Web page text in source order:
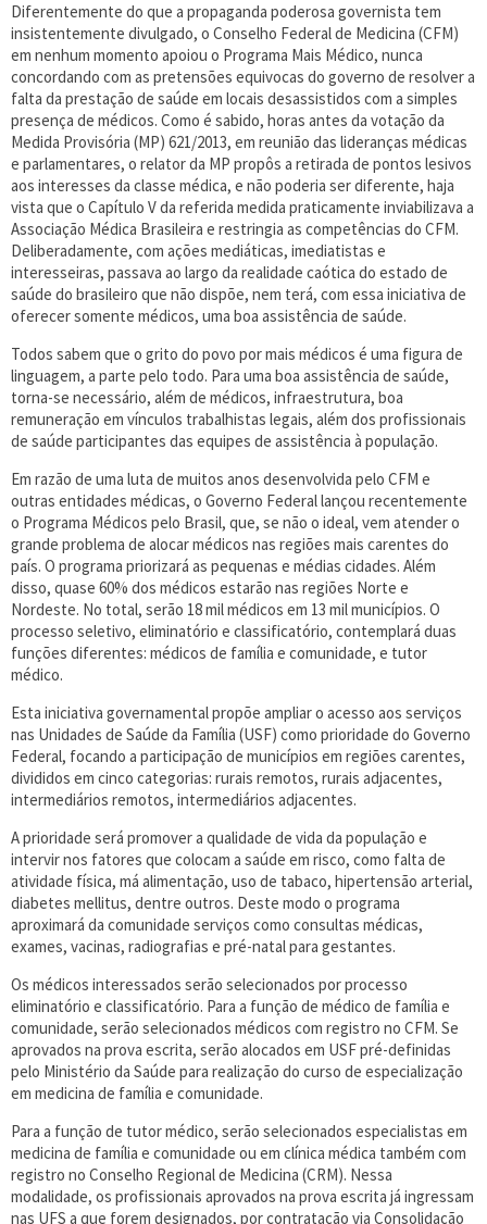
Diferentemente do que a propaganda poderosa governista tem
insistentemente divulgado, o Conselho Federal de Medicina (CFM)
em nenhum momento apoiou o Programa Mais Médico, nunca
concordando com as pretensões equivocas do governo de resolver a
falta da prestação de saúde em locais desassistidos com a simples
presença de médicos. Como é sabido, horas antes da votação da
Medida Provisória (MP) 621/2013, em reunião das lideranças médicas
e parlamentares, o relator da MP propôs a retirada de pontos lesivos
aos interesses da classe médica, e não poderia ser diferente, haja
vista que o Capítulo V da referida medida praticamente inviabilizava a
Associação Médica Brasileira e restringia as competências do CFM.
Deliberadamente, com ações mediáticas, imediatistas e
interesseiras, passava ao largo da realidade caótica do estado de
saúde do brasileiro que não dispõe, nem terá, com essa iniciativa de
oferecer somente médicos, uma boa assistência de saúde.
Todos sabem que o grito do povo por mais médicos é uma figura de
linguagem, a parte pelo todo. Para uma boa assistência de saúde,
torna-se necessário, além de médicos, infraestrutura, boa
remuneração em vínculos trabalhistas legais, além dos profissionais
de saúde participantes das equipes de assistência à população.
Em razão de uma luta de muitos anos desenvolvida pelo CFM e
outras entidades médicas, o Governo Federal lançou recentemente
o Programa Médicos pelo Brasil, que, se não o ideal, vem atender o
grande problema de alocar médicos nas regiões mais carentes do
país. O programa priorizará as pequenas e médias cidades. Além
disso, quase 60% dos médicos estarão nas regiões Norte e
Nordeste. No total, serão 18 mil médicos em 13 mil municípios. O
processo seletivo, eliminatório e classificatório, contemplará duas
funções diferentes: médicos de família e comunidade, e tutor
médico.
Esta iniciativa governamental propõe ampliar o acesso aos serviços
nas Unidades de Saúde da Família (USF) como prioridade do Governo
Federal, focando a participação de municípios em regiões carentes,
divididos em cinco categorias: rurais remotos, rurais adjacentes,
intermediários remotos, intermediários adjacentes.
A prioridade será promover a qualidade de vida da população e
intervir nos fatores que colocam a saúde em risco, como falta de
atividade física, má alimentação, uso de tabaco, hipertensão arterial,
diabetes mellitus, dentre outros. Deste modo o programa
aproximará da comunidade serviços como consultas médicas,
exames, vacinas, radiografias e pré-natal para gestantes.
Os médicos interessados serão selecionados por processo
eliminatório e classificatório. Para a função de médico de família e
comunidade, serão selecionados médicos com registro no CFM. Se
aprovados na prova escrita, serão alocados em USF pré-definidas
pelo Ministério da Saúde para realização do curso de especialização
em medicina de família e comunidade.
Para a função de tutor médico, serão selecionados especialistas em
medicina de família e comunidade ou em clínica médica também com
registro no Conselho Regional de Medicina (CRM). Nessa
modalidade, os profissionais aprovados na prova escrita já ingressam
nas UFS a que forem designados, por contratação via Consolidação